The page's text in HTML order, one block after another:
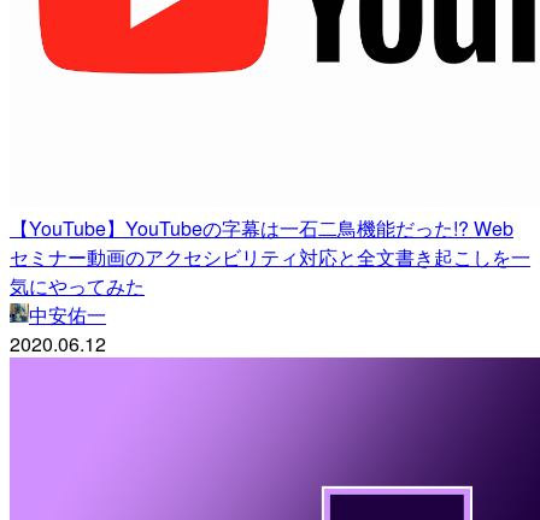
【YouTube】YouTubeの字幕は一石二鳥機能だった!? Web
セミナー動画のアクセシビリティ対応と全文書き起こしを一
気にやってみた
中安佑一
2020.06.12